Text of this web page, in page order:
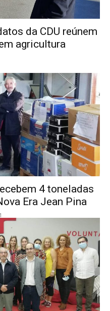
da CDU reúnem
agricultura
4 toneladas
Era Jean Pina